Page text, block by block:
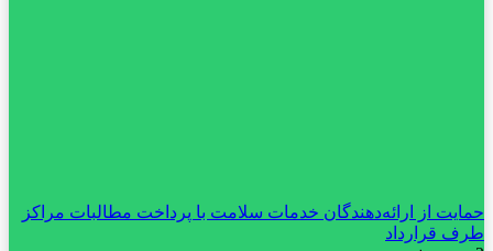
حمایت از ارائه‌دهندگان خدمات سلامت با پرداخت مطالبات مراکز
طرف قرارداد